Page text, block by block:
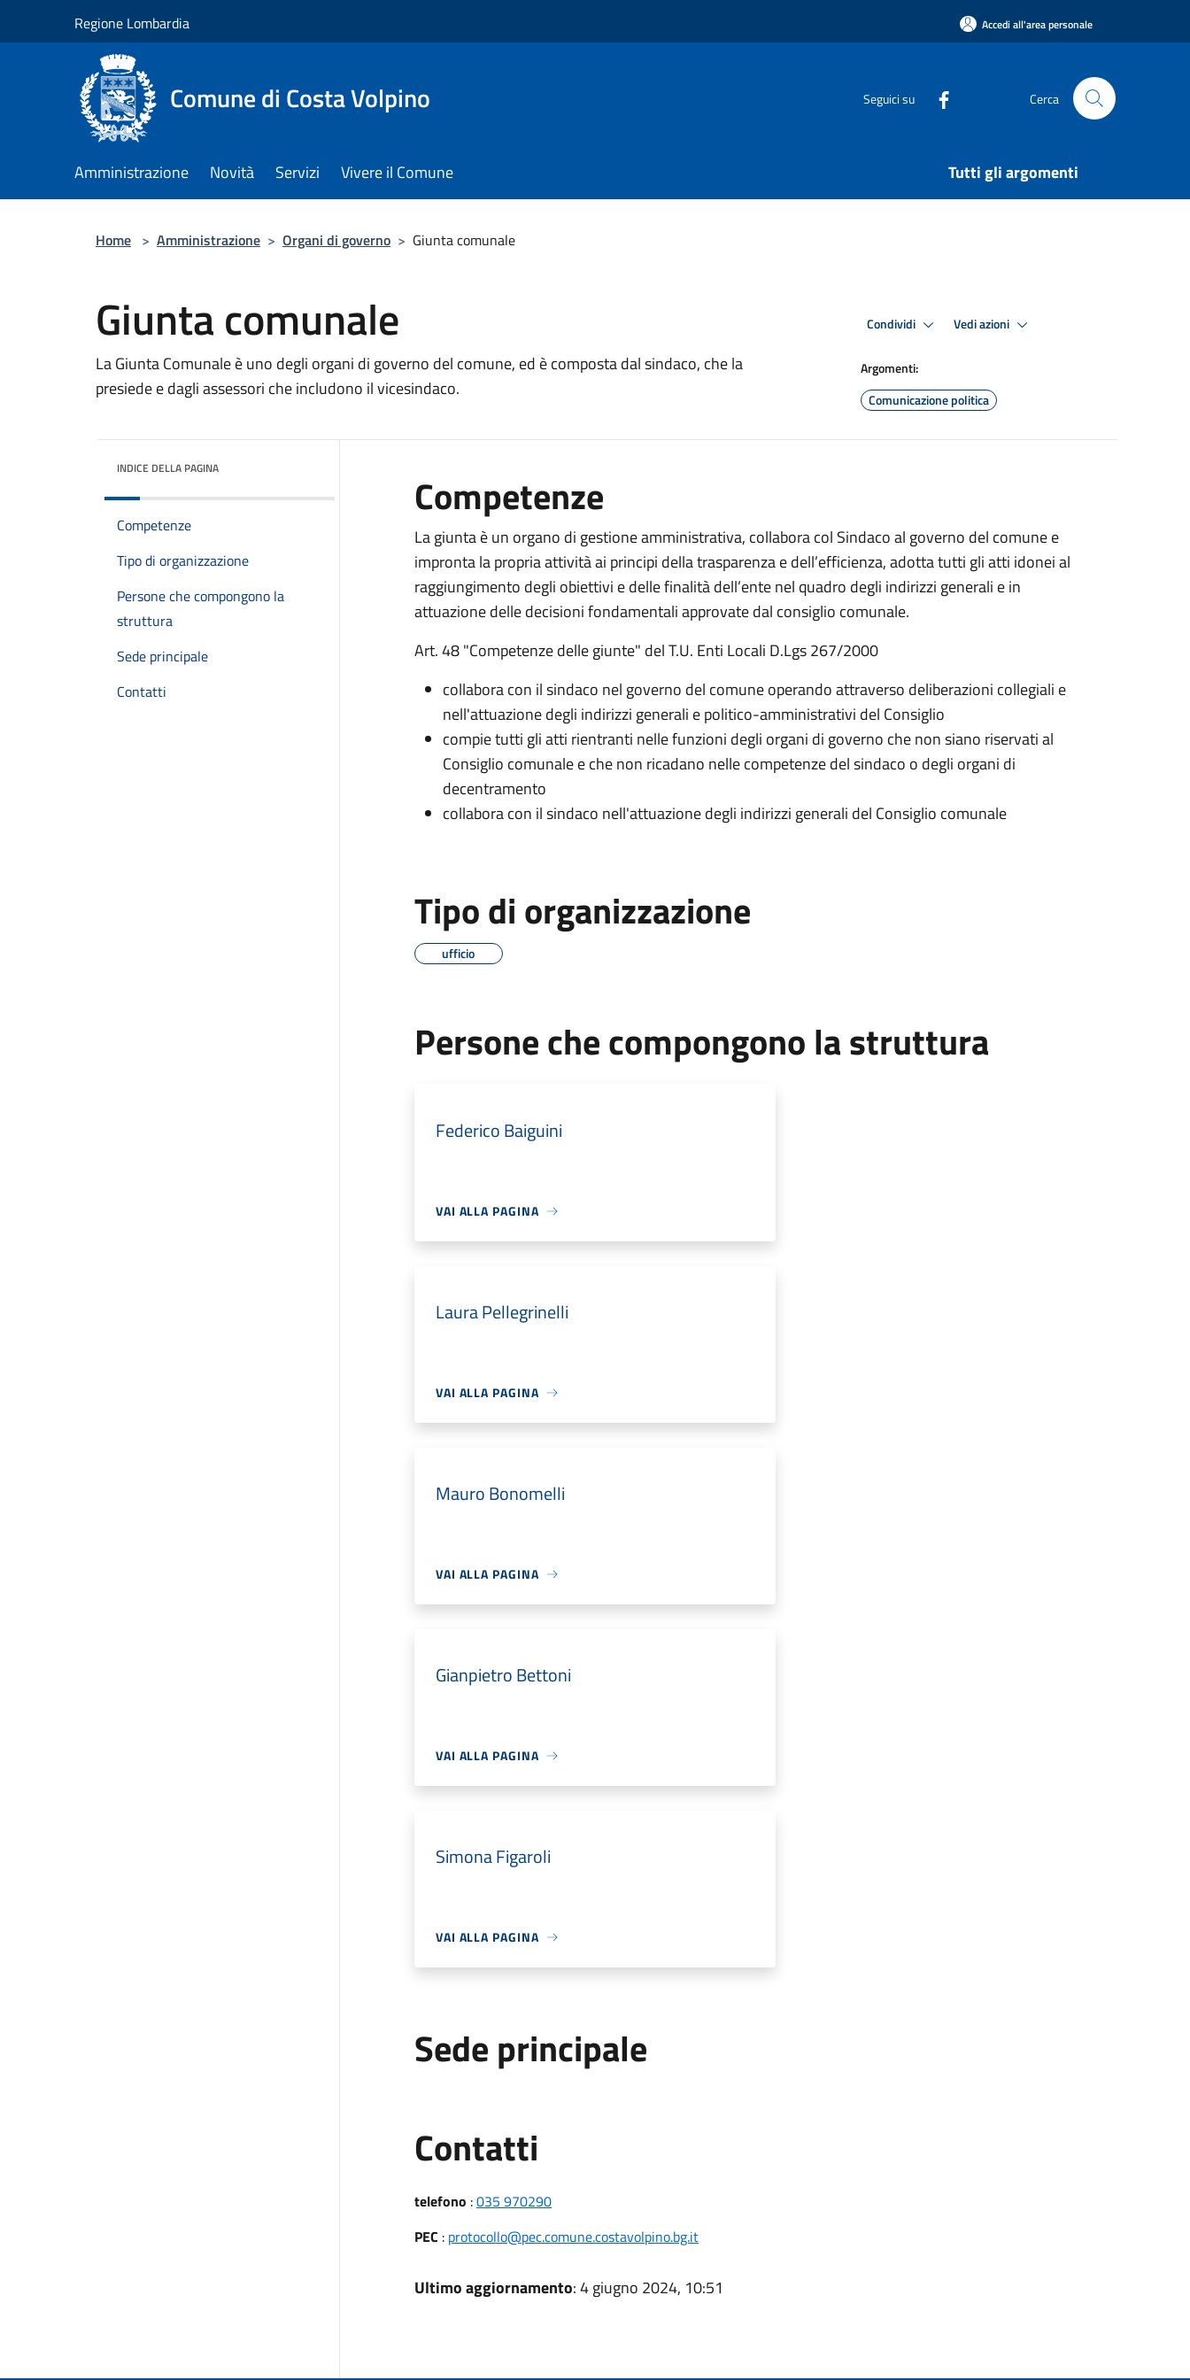
Regione Lombardia Accedi all'area personale
Comune di Costa Volpino Seguici su Cerca
Amministrazione Novità Servizi Vivere il Comune Tutti gli argomenti
Home > Amministrazione > Organi di governo > Giunta comunale
Giunta comunale
La Giunta Comunale è uno degli organi di governo del comune, ed è composta dal sindaco, che la
presiede e dagli assessori che includono il vicesindaco.
Condividi Vedi azioni
Argomenti:
Comunicazione politica
INDICE DELLA PAGINA
Competenze
Tipo di organizzazione
Persone che compongono la
struttura
Sede principale
Contatti
Competenze
La giunta è un organo di gestione amministrativa, collabora col Sindaco al governo del comune e
impronta la propria attività ai principi della trasparenza e dell’efficienza, adotta tutti gli atti idonei al
raggiungimento degli obiettivi e delle finalità dell’ente nel quadro degli indirizzi generali e in
attuazione delle decisioni fondamentali approvate dal consiglio comunale.
Art. 48 "Competenze delle giunte" del T.U. Enti Locali D.Lgs 267/2000
collabora con il sindaco nel governo del comune operando attraverso deliberazioni collegiali e
nell'attuazione degli indirizzi generali e politico-amministrativi del Consiglio
compie tutti gli atti rientranti nelle funzioni degli organi di governo che non siano riservati al
Consiglio comunale e che non ricadano nelle competenze del sindaco o degli organi di
decentramento
collabora con il sindaco nell'attuazione degli indirizzi generali del Consiglio comunale
Tipo di organizzazione
ufficio
Persone che compongono la struttura
Federico Baiguini
VAI ALLA PAGINA
Laura Pellegrinelli
VAI ALLA PAGINA
Mauro Bonomelli
VAI ALLA PAGINA
Gianpietro Bettoni
VAI ALLA PAGINA
Simona Figaroli
VAI ALLA PAGINA
Sede principale
Contatti
telefono :035 970290
PEC : protocollo@pec.comune.costavolpino.bg.it
Ultimo aggiornamento: 4 giugno 2024, 10:51